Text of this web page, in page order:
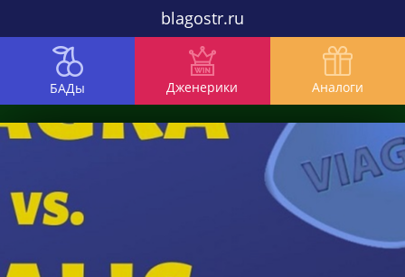
blagostr.ru
БАДы Дженерики Аналоги